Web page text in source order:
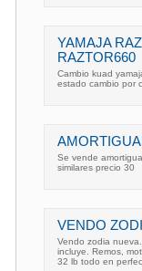
YAMAJA
RAZTOR660
Cambio kuad
estado cambio por
Se vende
similares precio 30
VENDO
Vendo zodia
incluye. Remos,
32 lb todo en